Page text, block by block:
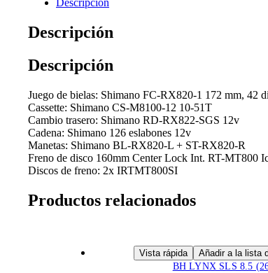
Descripción
Descripción
Juego de bielas: Shimano FC-RX820-1 172 mm, 42
Cassette: Shimano CS-M8100-12 10-51T
Cambio trasero: Shimano RD-RX822-SGS 12v
Cadena: Shimano 126 eslabones 12v
Manetas: Shimano BL-RX820-L + ST-RX820-R
Freno de disco 160mm Center Lock Int. RT-MT800
Discos de freno: 2x IRTMT800SI
Productos relacionados
Vista rápida
Añadir a la lista
BH LYNX SLS 8.5